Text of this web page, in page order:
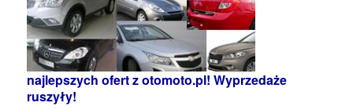
najlepszych ofert z otomoto.pl! Wyprzedaże
ruszyły!